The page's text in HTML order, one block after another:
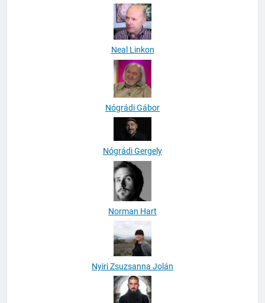
Neal Linkon
Nógrádi Gábor
Nógrádi Gergely
Norman Hart
Nyiri Zsuzsanna Jolán